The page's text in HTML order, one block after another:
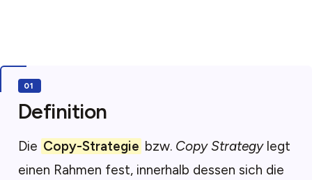
Definition
Die Copy-Strategie bzw. Copy Strategylegt
einen Rahmen fest, innerhalb dessen sich die